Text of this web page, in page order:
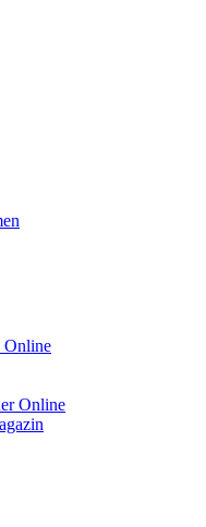
Online
Online